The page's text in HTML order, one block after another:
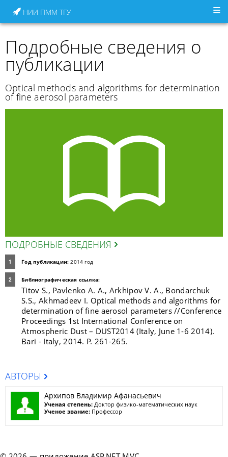
НИИ ПММ ТГУ
Подробные сведения о
публикации
Optical methods and algorithms for determination
of fine aerosol parameters
ПОДРОБНЫЕ СВЕДЕНИЯ
Год публикации: 2014 год
Библиографическая ссылка:
Titov S., Pavlenko A. A., Arkhipov V. A., Bondarchuk
S.S., Akhmadeev I. Optical methods and algorithms for
determination of fine aerosol parameters //Conference
Proceedings 1st International Conference on
Atmospheric Dust – DUST2014 (Italy, June 1-6 2014).
Bari - Italy, 2014. P. 261-265.
АВТОРЫ
Архипов Владимир Афанасьевич
Ученая степень: Доктор физико-математических наук
Ученое звание: Профессор